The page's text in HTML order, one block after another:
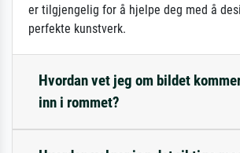
er tilgjengelig for å hjelpe deg med å
perfekte kunstverk.
Hvordan vet jeg om bildet
inn i rommet?